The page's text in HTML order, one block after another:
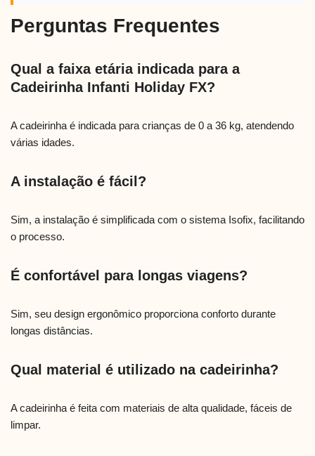
Perguntas Frequentes
Qual a faixa etária indicada para a
Cadeirinha Infanti Holiday FX?
A cadeirinha é indicada para crianças de 0 a 36 kg, atendendo
várias idades.
A instalação é fácil?
Sim, a instalação é simplificada com o sistema Isofix, facilitando
o processo.
É confortável para longas viagens?
Sim, seu design ergonômico proporciona conforto durante
longas distâncias.
Qual material é utilizado na cadeirinha?
A cadeirinha é feita com materiais de alta qualidade, fáceis de
limpar.